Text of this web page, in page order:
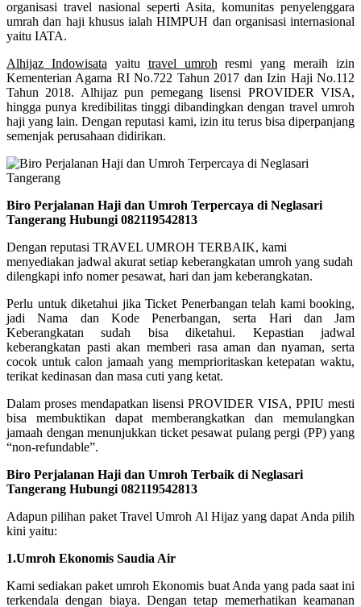
organisasi travel nasional seperti Asita, komunitas penyelenggara
umrah dan haji khusus ialah HIMPUH dan organisasi internasional
yaitu IATA.
Alhijaz Indowisata yaitu travel umroh resmi yang meraih izin
Kementerian Agama RI No.722 Tahun 2017 dan Izin Haji No.112
Tahun 2018. Alhijaz pun pemegang lisensi PROVIDER VISA,
hingga punya kredibilitas tinggi dibandingkan dengan travel umroh
haji yang lain. Dengan reputasi kami, izin itu terus bisa diperpanjang
semenjak perusahaan didirikan.
Biro Perjalanan Haji dan Umroh Terpercaya di Neglasari
Tangerang Hubungi 082119542813
Dengan reputasi TRAVEL UMROH TERBAIK, kami
menyediakan jadwal akurat setiap keberangkatan umroh yang sudah
dilengkapi info nomer pesawat, hari dan jam keberangkatan.
Perlu untuk diketahui jika Ticket Penerbangan telah kami booking,
jadi Nama dan Kode Penerbangan, serta Hari dan Jam
Keberangkatan sudah bisa diketahui. Kepastian jadwal
keberangkatan pasti akan memberi rasa aman dan nyaman, serta
cocok untuk calon jamaah yang memprioritaskan ketepatan waktu,
terikat kedinasan dan masa cuti yang ketat.
Dalam proses mendapatkan lisensi PROVIDER VISA, PPIU mesti
bisa membuktikan dapat memberangkatkan dan memulangkan
jamaah dengan menunjukkan ticket pesawat pulang pergi (PP) yang
“non-refundable”.
Biro Perjalanan Haji dan Umroh Terbaik di Neglasari
Tangerang Hubungi 082119542813
Adapun pilihan paket Travel Umroh Al Hijaz yang dapat Anda pilih
kini yaitu:
1.Umroh Ekonomis Saudia Air
Kami sediakan paket umroh Ekonomis buat Anda yang pada saat ini
terkendala dengan biaya. Dengan tetap memerhatikan keamanan